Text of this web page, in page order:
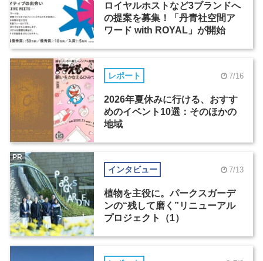
ロイヤルホストなど3ブランドへ
の提案を募集！「丹青社空間ア
ワード with ROYAL」が開始
レポート 7/16
2026年夏休みに行ける、おすす
めのイベント10選：そのほかの
地域
インタビュー 7/13
植物を主役に。パークスガーデ
ンの“残して磨く”リニューアル
プロジェクト（1）
PR